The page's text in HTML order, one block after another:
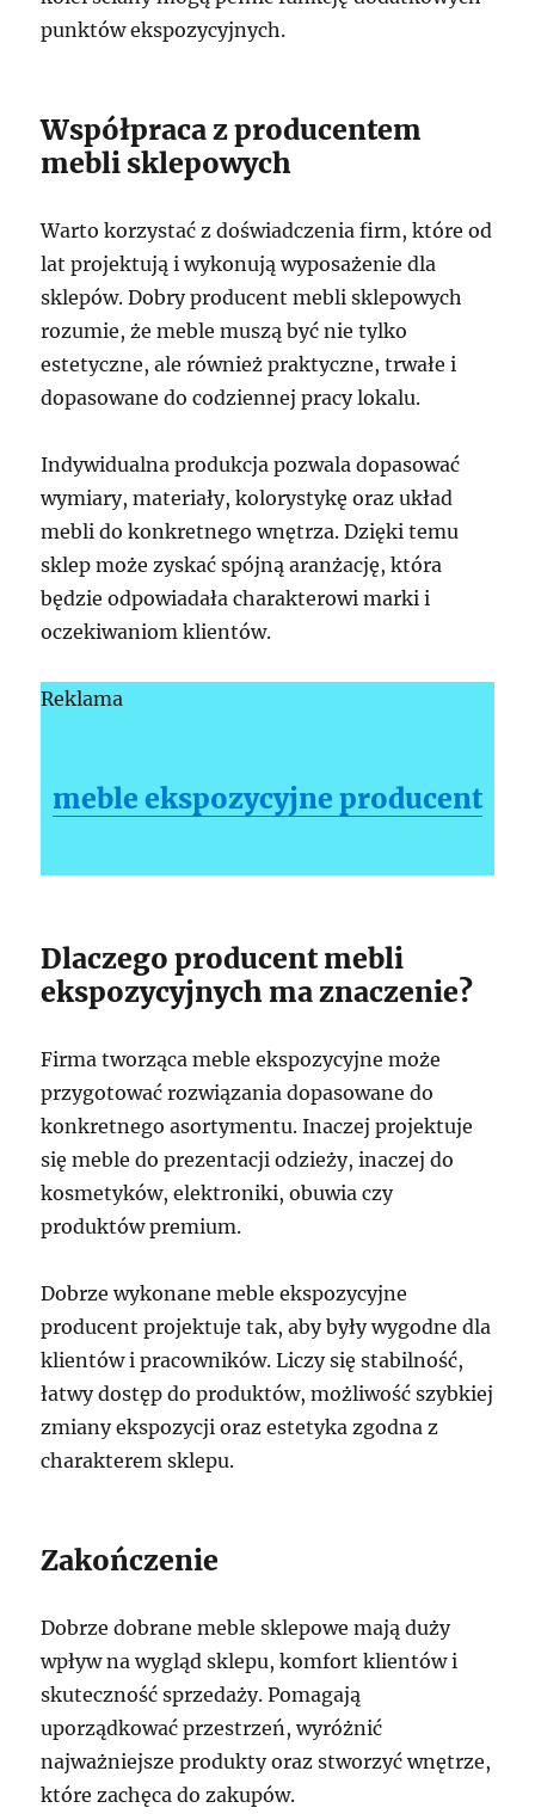
punktów ekspozycyjnych.
Współpraca z producentem
mebli sklepowych
Warto korzystać z doświadczenia firm, które od
lat projektują i wykonują wyposażenie dla
sklepów. Dobry producent mebli sklepowych
rozumie, że meble muszą być nie tylko
estetyczne, ale również praktyczne, trwałe i
dopasowane do codziennej pracy lokalu.
Indywidualna produkcja pozwala dopasować
wymiary, materiały, kolorystykę oraz układ
mebli do konkretnego wnętrza. Dzięki temu
sklep może zyskać spójną aranżację, która
będzie odpowiadała charakterowi marki i
oczekiwaniom klientów.
Reklama
meble ekspozycyjne producent
Dlaczego producent mebli
ekspozycyjnych ma znaczenie?
Firma tworząca meble ekspozycyjne może
przygotować rozwiązania dopasowane do
konkretnego asortymentu. Inaczej projektuje
się meble do prezentacji odzieży, inaczej do
kosmetyków, elektroniki, obuwia czy
produktów premium.
Dobrze wykonane meble ekspozycyjne
producent projektuje tak, aby były wygodne dla
klientów i pracowników. Liczy się stabilność,
łatwy dostęp do produktów, możliwość szybkiej
zmiany ekspozycji oraz estetyka zgodna z
charakterem sklepu.
Zakończenie
Dobrze dobrane meble sklepowe mają duży
wpływ na wygląd sklepu, komfort klientów i
skuteczność sprzedaży. Pomagają
uporządkować przestrzeń, wyróżnić
najważniejsze produkty oraz stworzyć wnętrze,
które zachęca do zakupów.